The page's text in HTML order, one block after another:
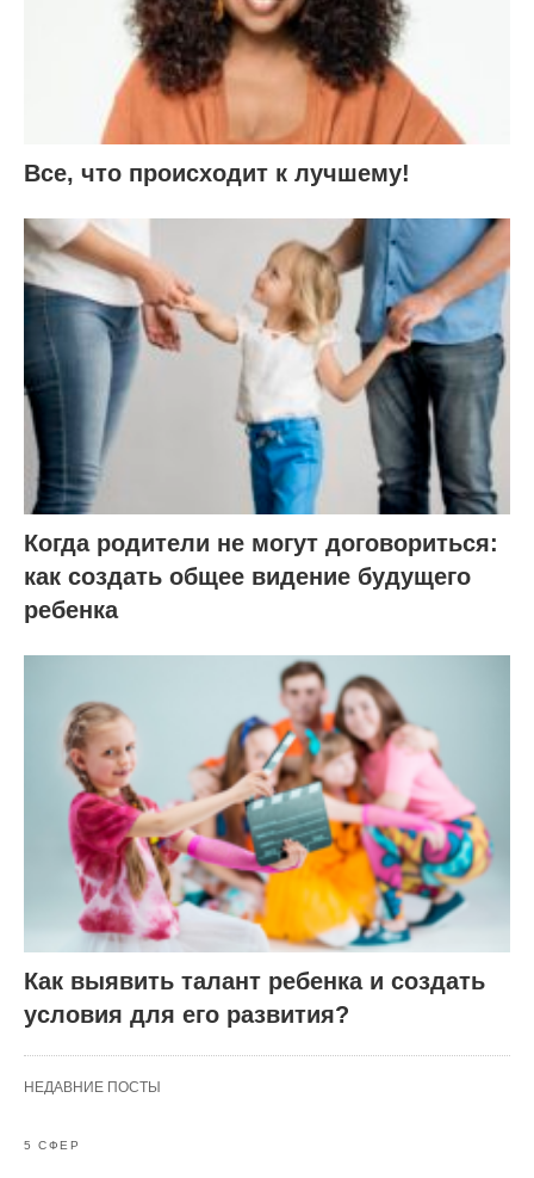
Все, что происходит к лучшему!
Когда родители не могут договориться:
как создать общее видение будущего
ребенка
Как выявить талант ребенка и создать
условия для его развития?
НЕДАВНИЕ ПОСТЫ
5 СФЕР